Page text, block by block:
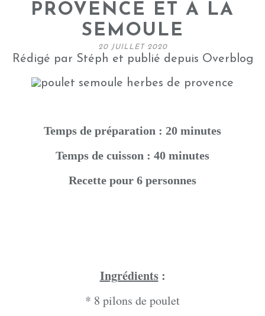
PROVENCE ET À LA
SEMOULE
20 JUILLET 2020
Rédigé par Stéph et publié depuis Overblog
Temps de préparation : 20 minutes
Temps de cuisson : 40 minutes
Recette pour 6 personnes
Ingrédients:
* 8 pilons de poulet